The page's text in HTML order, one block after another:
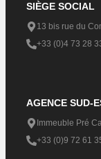
SIÈGE SOCIAL
13 bis rue du
+33 (0)4 73 28
AGENCE SUD-
Immeuble Pré
+33 (0)9 72 61